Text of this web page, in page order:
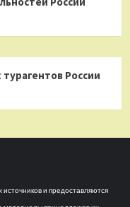
России
и предоставляются